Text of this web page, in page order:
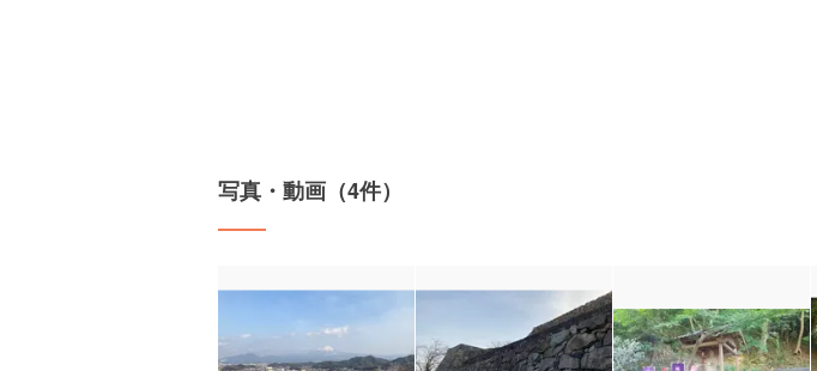
写真・動画（4件）